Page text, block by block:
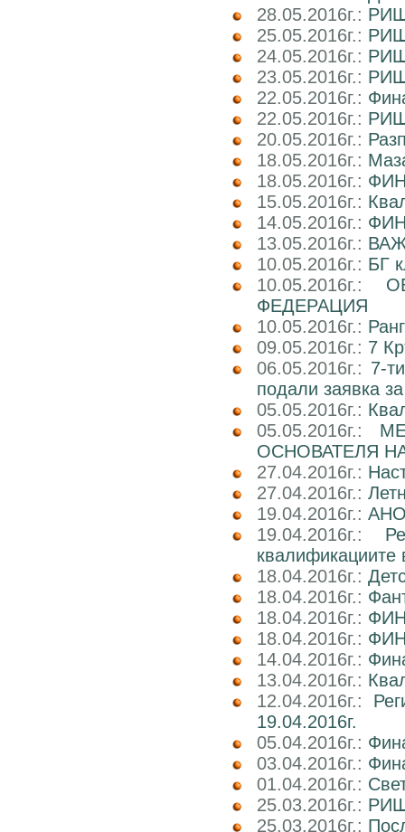
28.05.2016г.: РИШ
25.05.2016г.:
24.05.2016г.:
23.05.2016г.: РИШ
22.05.2016г.:
22.05.2016г.: РИШ
20.05.2016г.:
18.05.2016г.:
18.05.2016г.:
15.05.2016г.:
14.05.2016г.:
13.05.2016г.:
10.05.2016г.: БГ
10.05.2016г.:
ФЕДЕРАЦИЯ
10.05.2016г.:
09.05.2016г.: 7
06.05.2016г.: 7-
подали заявка
05.05.2016г.:
05.05.2016г.:
ОСНОВАТЕЛЯ
27.04.2016г.:
27.04.2016г.:
19.04.2016г.:
19.04.2016г.:
квалификациите
18.04.2016г.:
18.04.2016г.:
18.04.2016г.:
18.04.2016г.:
14.04.2016г.:
13.04.2016г.:
12.04.2016г.:
19.04.2016г.
05.04.2016г.:
03.04.2016г.:
01.04.2016г.:
25.03.2016г.: РИШ
25.03.2016г.: